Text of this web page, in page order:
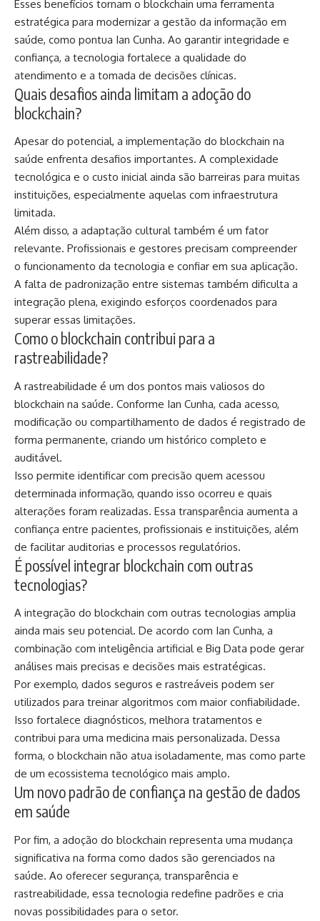
Esses benefícios tornam o blockchain uma ferramenta
estratégica para modernizar a gestão da informação em
saúde, como pontua Ian Cunha. Ao garantir integridade e
confiança, a tecnologia fortalece a qualidade do
atendimento e a tomada de decisões clínicas.
Quais desafios ainda limitam a adoção do
blockchain?
Apesar do potencial, a implementação do blockchain na
saúde enfrenta desafios importantes. A complexidade
tecnológica e o custo inicial ainda são barreiras para muitas
instituições, especialmente aquelas com infraestrutura
limitada.
Além disso, a adaptação cultural também é um fator
relevante. Profissionais e gestores precisam compreender
o funcionamento da tecnologia e confiar em sua aplicação.
A falta de padronização entre sistemas também dificulta a
integração plena, exigindo esforços coordenados para
superar essas limitações.
Como o blockchain contribui para a
rastreabilidade?
A rastreabilidade é um dos pontos mais valiosos do
blockchain na saúde. Conforme Ian Cunha, cada acesso,
modificação ou compartilhamento de dados é registrado de
forma permanente, criando um histórico completo e
auditável.
Isso permite identificar com precisão quem acessou
determinada informação, quando isso ocorreu e quais
alterações foram realizadas. Essa transparência aumenta a
confiança entre pacientes, profissionais e instituições, além
de facilitar auditorias e processos regulatórios.
É possível integrar blockchain com outras
tecnologias?
A integração do blockchain com outras tecnologias amplia
ainda mais seu potencial. De acordo com Ian Cunha, a
combinação com inteligência artificial e Big Data pode gerar
análises mais precisas e decisões mais estratégicas.
Por exemplo, dados seguros e rastreáveis podem ser
utilizados para treinar algoritmos com maior confiabilidade.
Isso fortalece diagnósticos, melhora tratamentos e
contribui para uma medicina mais personalizada. Dessa
forma, o blockchain não atua isoladamente, mas como parte
de um ecossistema tecnológico mais amplo.
Um novo padrão de confiança na gestão de dados
em saúde
Por fim, a adoção do blockchain representa uma mudança
significativa na forma como dados são gerenciados na
saúde. Ao oferecer segurança, transparência e
rastreabilidade, essa tecnologia redefine padrões e cria
novas possibilidades para o setor.